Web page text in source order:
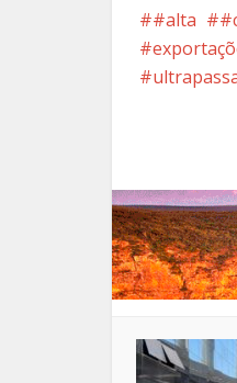
#alta